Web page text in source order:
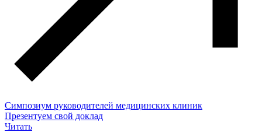
Симпозиум руководителей медицинских клиник
Презентуем свой доклад
Читать